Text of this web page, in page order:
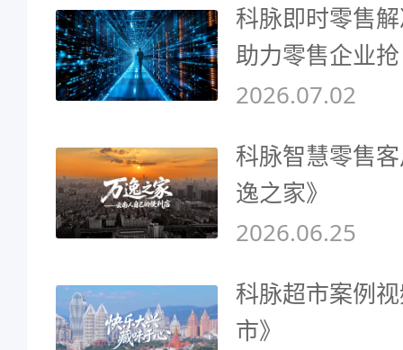
科脉即时零售
助力零售企业
2026.07.02
科脉智慧零售
逸之家》
2026.06.25
科脉超市案例
市》